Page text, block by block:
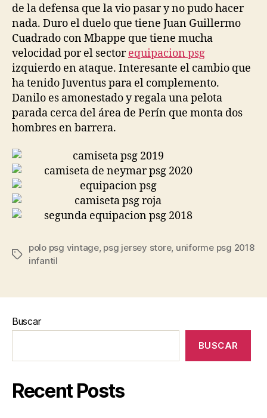
de la defensa que la vio pasar y no pudo hacer
nada. Duro el duelo que tiene Juan Guillermo
Cuadrado con Mbappe que tiene mucha
velocidad por el sectorequipacion psg
izquierdo en ataque. Interesante el cambio que
ha tenido Juventus para el complemento.
Danilo es amonestado y regala una pelota
parada cerca del área de Perín que monta dos
hombres en barrera.
Etiquetas
polo psg vintage, psg jersey store, uniforme psg 2018
infantil
Buscar
BUSCAR
Recent Posts